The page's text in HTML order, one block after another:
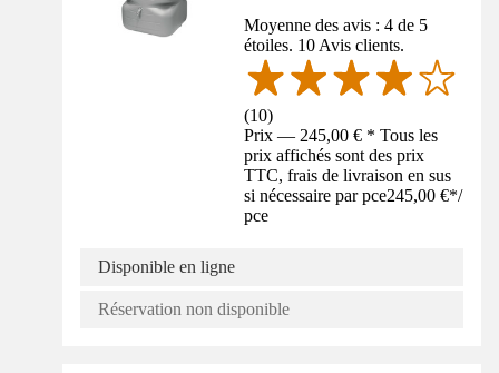
Moyenne des avis : 4 de 5
étoiles. 10 Avis clients.
(10)
Prix — 245,00 € * Tous les
prix affichés sont des prix
TTC, frais de livraison en sus
si nécessaire par pce245,00 €*/
pce
Disponible en ligne
Réservation non disponible